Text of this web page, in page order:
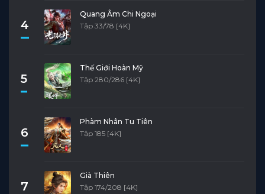
4
Quang Âm Chi Ngoại
Tập 33/78 [4K]
5
Thế Giới Hoàn Mỹ
Tập 280/286 [4K]
6
Phàm Nhân Tu Tiên
Tập 185 [4K]
7
Già Thiên
Tập 174/208 [4K]